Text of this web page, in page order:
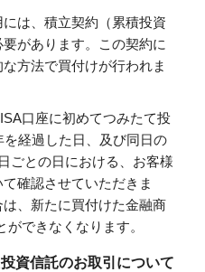
は、積立契約（累積投資
があります。この契約に
方法で買付けが行われま
口座に初めてつみたて投
経過した日、及び同日の
ごとの日における、お客様
確認させていただきま
、新たに買付けた金融商
できなくなります。
資信託のお取引について